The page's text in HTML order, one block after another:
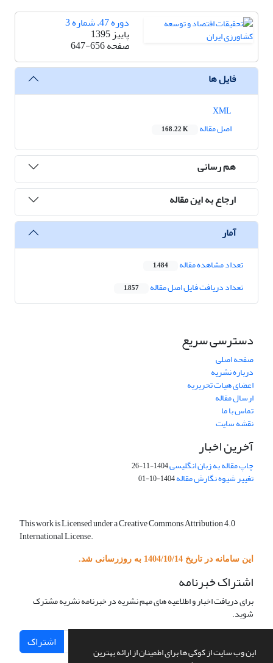
این وب سایت از کوکی ها برای اطمینان از ارائه بهترین
دوره 47، شماره 3
پاییز 1395
صفحه647-656
فایل ها
اصل مقاله
168.22 K
هم رسانی
ارجاع به این مقاله
آمار
تعداد مشاهده مقاله 1,484
تعداد دریافت فایل اصل مقاله 1,857
دسترسی سریع
صفحه اصلی
درباره نشریه
اعضای هیات تحریریه
ارسال مقاله
تماس با ما
نقشه سایت
آخرین اخبار
چاپ مقاله به زبان انگلیسی1404-11-26
تغییر شیوه نگارش مقاله1404-10-01
This work is Licensed under a Creative Commons Attribution 4.0
International License.
این سامانه در تاریخ 1404/10/14 به روزرسانی شد.
اشتراک خبرنامه
برای دریافت اخبار و اطلاعیه های مهم نشریه در خبرنامه نشریه مشترک
شوید.
اشتراک